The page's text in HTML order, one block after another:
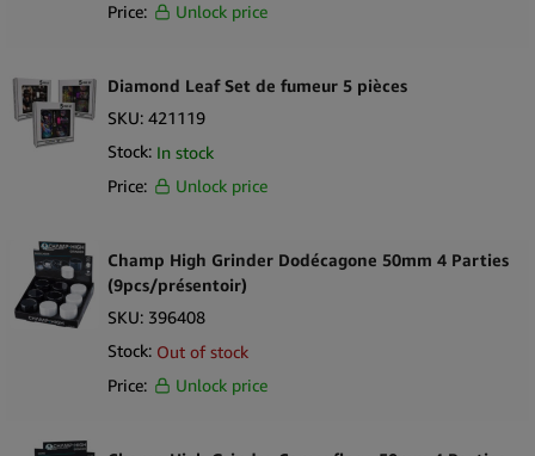
Fourni dans un présentoir de comptoir de 12 pièces
12 × grinders métal Best Buds 4 parties (50mm)
1 × Boîte de présentoir de comptoir
Price:
Unlock price
Diamond Leaf Set de fumeur 5 pièces
SKU: 421119
Stock: In stock
Price:
Unlock price
Champ High Grinder Dodécagone 50mm 4 Parties
(9pcs/présentoir)
SKU: 396408
Stock: Out of stock
Price:
Unlock price